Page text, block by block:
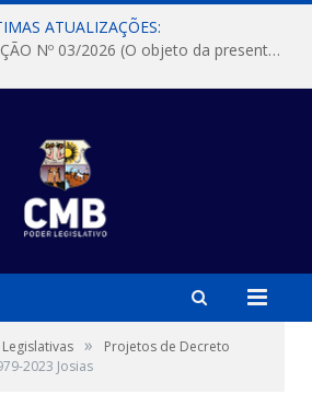
ATUALIZAÇÕES:
DISPENSA DE LICITAÇÃO Nº 03/2026 (O objeto da presente dispensa é a escolha da proposta mais vantajosa para a aquisição, de aparelhos de ar condicionado, tipo Split, com material de instalação e fogão industrial, conforme condições, quantidades e exigências estabelecidas no termo de referencia e neste aviso de contratação direta e seus anexos)
»
Projetos de Decreto
2023 Josias